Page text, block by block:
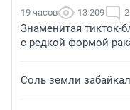
19 часов 13 209 2
Знаменитая тикток-
с редкой формой
Соль земли